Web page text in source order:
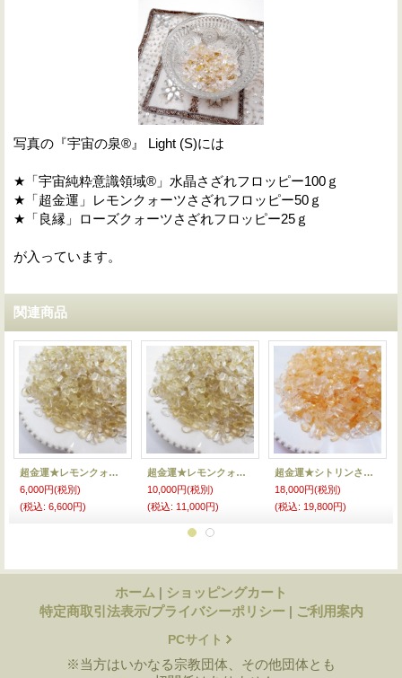
写真の『宇宙の泉®』 Light (S)には
★「宇宙純粋意識領域®」水晶さざれフロッピー100ｇ
★「超金運」レモンクォーツさざれフロッピー50ｇ
★「良縁」ローズクォーツさざれフロッピー25ｇ
が入っています。
関連商品
超金運★レモンクォーツさざれ25★
6,000円(税別)
(税込: 6,600円)
超金運★レモンクォーツさざれ50★
10,000円(税別)
(税込: 11,000円)
超金運★シトリンさざれ100★
18,000円(税別)
(税込: 19,800円)
ホーム | ショッピングカート
特定商取引法表示/プライバシーポリシー | ご利用案内
PCサイト
※当方はいかなる宗教団体、その他団体とも